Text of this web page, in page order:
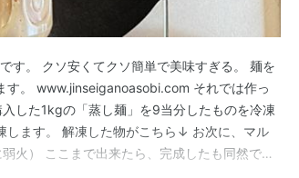
す。 クソ安くてクソ簡単で美味すぎる。 麺を
す。 www.jinseiganoasobi.com それでは作っ
した1kgの「蒸し麺」を9当分したものを冷凍
します。 解凍した物がこちら↓ お次に、マル
火） ここまで出来たら、完成したも同然で